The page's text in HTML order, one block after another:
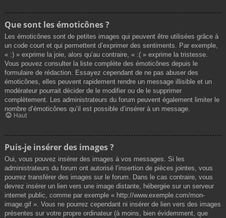
Que sont les émoticônes ?
Les émoticônes sont de petites images qui peuvent être utilisées grâce à
un code court et qui permettent d’exprimer des sentiments. Par exemple,
« :) » exprime la joie, alors qu’au contraire, « :( » exprime la tristesse.
Vous pouvez consulter la liste complète des émoticônes depuis le
formulaire de rédaction. Essayez cependant de ne pas abuser des
émoticônes, elles peuvent rapidement rendre un message illisible et un
modérateur pourrait décider de le modifier ou de le supprimer
complètement. Les administrateurs du forum peuvent également limiter le
nombre d’émoticônes qu’il est possible d’insérer à un message.
Haut
Puis-je insérer des images ?
Oui, vous pouvez insérer des images à vos messages. Si les
administrateurs du forum ont autorisé l’insertion de pièces jointes, vous
pourrez transférer des images sur le forum. Dans le cas contraire, vous
devrez insérer un lien vers une image distante, hébergée sur un serveur
internet public, comme par exemple « http://www.exemple.com/mon-
image.gif ». Vous ne pourrez cependant ni insérer de lien vers des images
présentes sur votre propre ordinateur (à moins, bien évidemment, que